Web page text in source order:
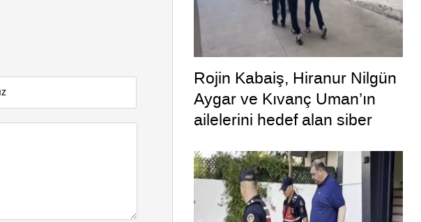
Rojin Kabaiş, Hiranur Nilgün
Aygar ve Kıvanç Uman’ın
ailelerini hedef alan siber